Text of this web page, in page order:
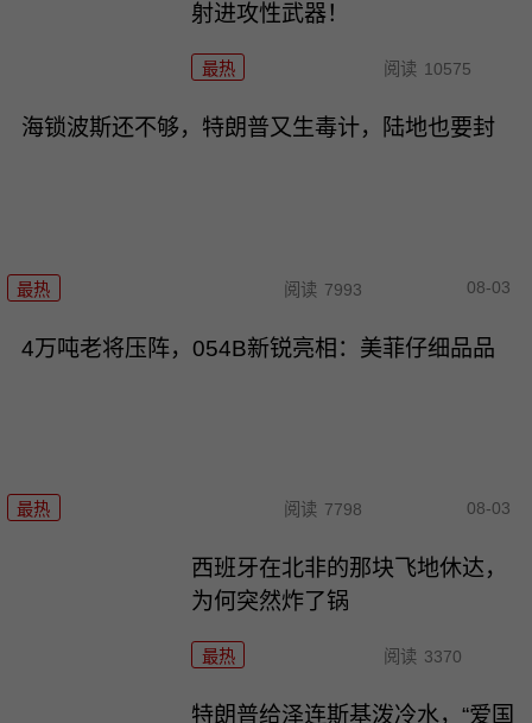
射进攻性武器！
最热 阅读 10575
海锁波斯还不够，特朗普又生毒计，陆地也要封
最热 阅读 7993 08-03
4万吨老将压阵，054B新锐亮相：美菲仔细品品
最热 阅读 7798 08-03
西班牙在北非的那块飞地休达，
为何突然炸了锅
最热 阅读 3370
特朗普给泽连斯基泼冷水，“爱国